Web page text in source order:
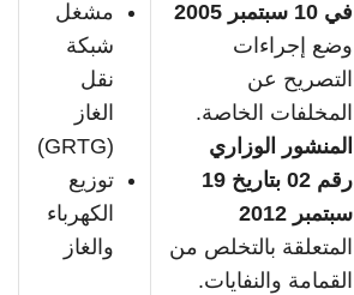
في 10 سبتمبر 2005
وضع إجراءات
التصريح عن
المخلفات الخاصة.
المنشور الوزاري
رقم 02 بتاريخ 19
سبتمبر 2012
المتعلقة بالتخلص من
القمامة والنفايات.
مشغل
شبكة
نقل
الغاز
(GRTG)
توزيع
الكهرباء
والغاز